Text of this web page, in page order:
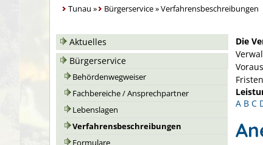
Tunau » Bürgerservice»Verfahrensbeschreibungen
Aktuelles
Bürgerservice
Behördenwegweiser
Fachbereiche / Ansprechpartner
Lebenslagen
Verfahrensbeschreibungen
Formulare
Die
A B C